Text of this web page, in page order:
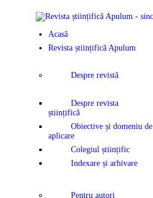
Acasă
Revista științifică Apulum
Despre revistă
Despre revista
științifică
Obiective și domeniu de
aplicare
Colegiul științific
Indexare și arhivare
Pentru autori